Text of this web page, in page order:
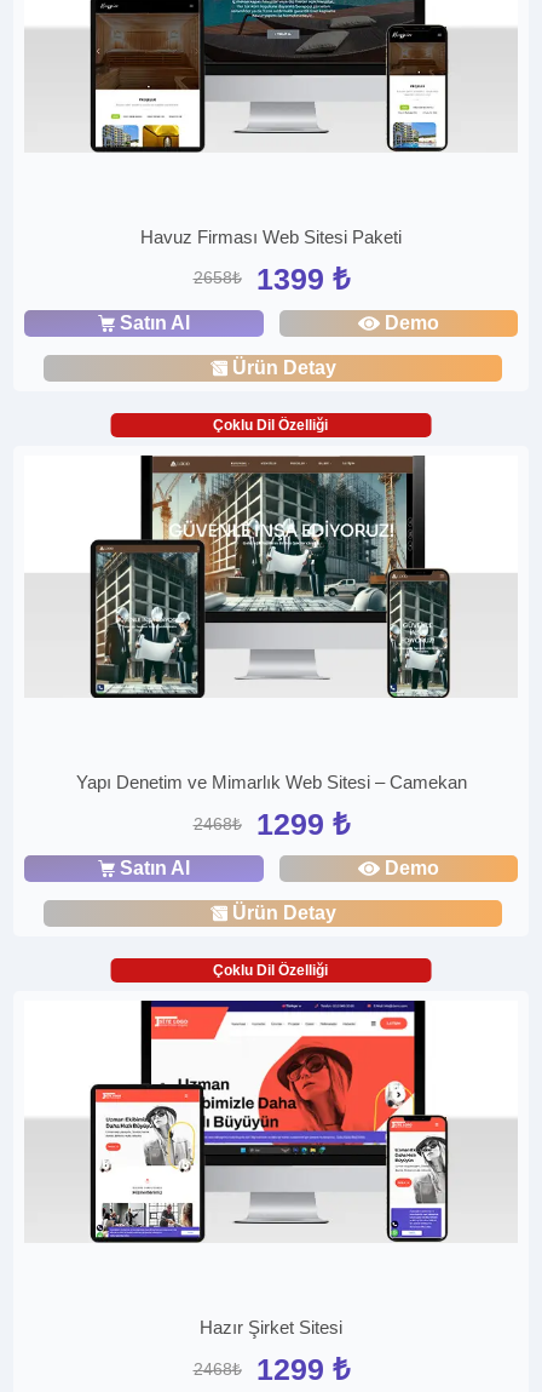
Havuz Firması Web Sitesi Paketi
2658₺ 1399 ₺
Satın Al Demo
Ürün Detay
Çoklu Dil Özelliği
Yapı Denetim ve Mimarlık Web Sitesi – Camekan
2468₺ 1299 ₺
Satın Al Demo
Ürün Detay
Çoklu Dil Özelliği
Hazır Şirket Sitesi
2468₺ 1299 ₺